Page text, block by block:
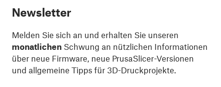
Newsletter
Melden Sie sich an und erhalten Sie unseren
monatlichen Schwung an nützlichen Informationen
über neue Firmware, neue PrusaSlicer-Versionen
und allgemeine Tipps für 3D-Druckprojekte.